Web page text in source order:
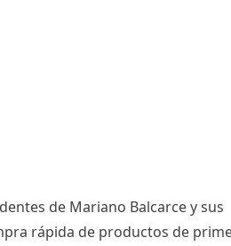
de Mariano Balcarce y sus
rápida de productos de